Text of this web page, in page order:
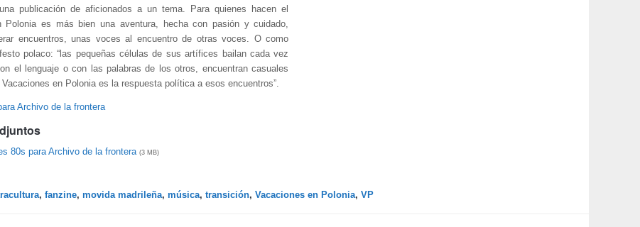
publicación de aficionados a un tema. Para quienes hacen el
Polonia es más bien una aventura, hecha con pasión y cuidado,
encuentros, unas voces al encuentro de otras voces. O como
polaco: “las pequeñas células de sus artífices bailan cada vez
el lenguaje o con las palabras de los otros, encuentran casuales
en Polonia es la respuesta política a esos encuentros”.
Archivo de la frontera
80s para Archivo de la frontera (3 MB)
, fanzine, movida madrileña, música, transición, Vacaciones en Polonia, VP